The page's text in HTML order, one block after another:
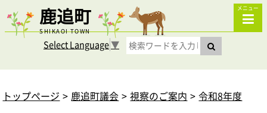
鹿追町
SHIKAOI TOWN
メニュー
Select Language▼
トップページ 鹿追町議会 視察のご案内 令和8年度